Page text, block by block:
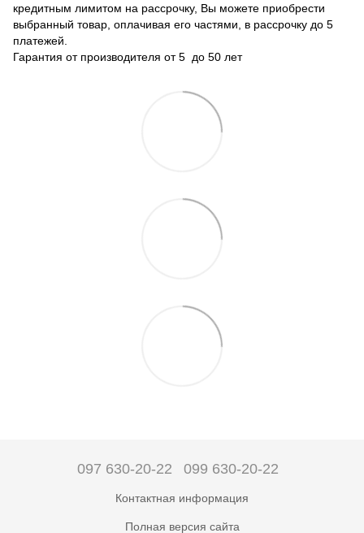
кредитным лимитом на рассрочку, Вы можете приобрести
выбранный товар, оплачивая его частями, в рассрочку до 5
платежей.
Гарантия от производителя от 5 до 50 лет
097 630-20-22 099 630-20-22
Контактная информация
Полная версия сайта